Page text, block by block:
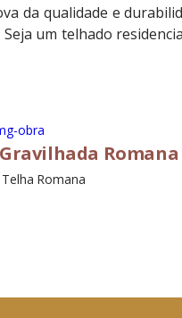
da qualidade e
um telhado
Romana
Telha Romana